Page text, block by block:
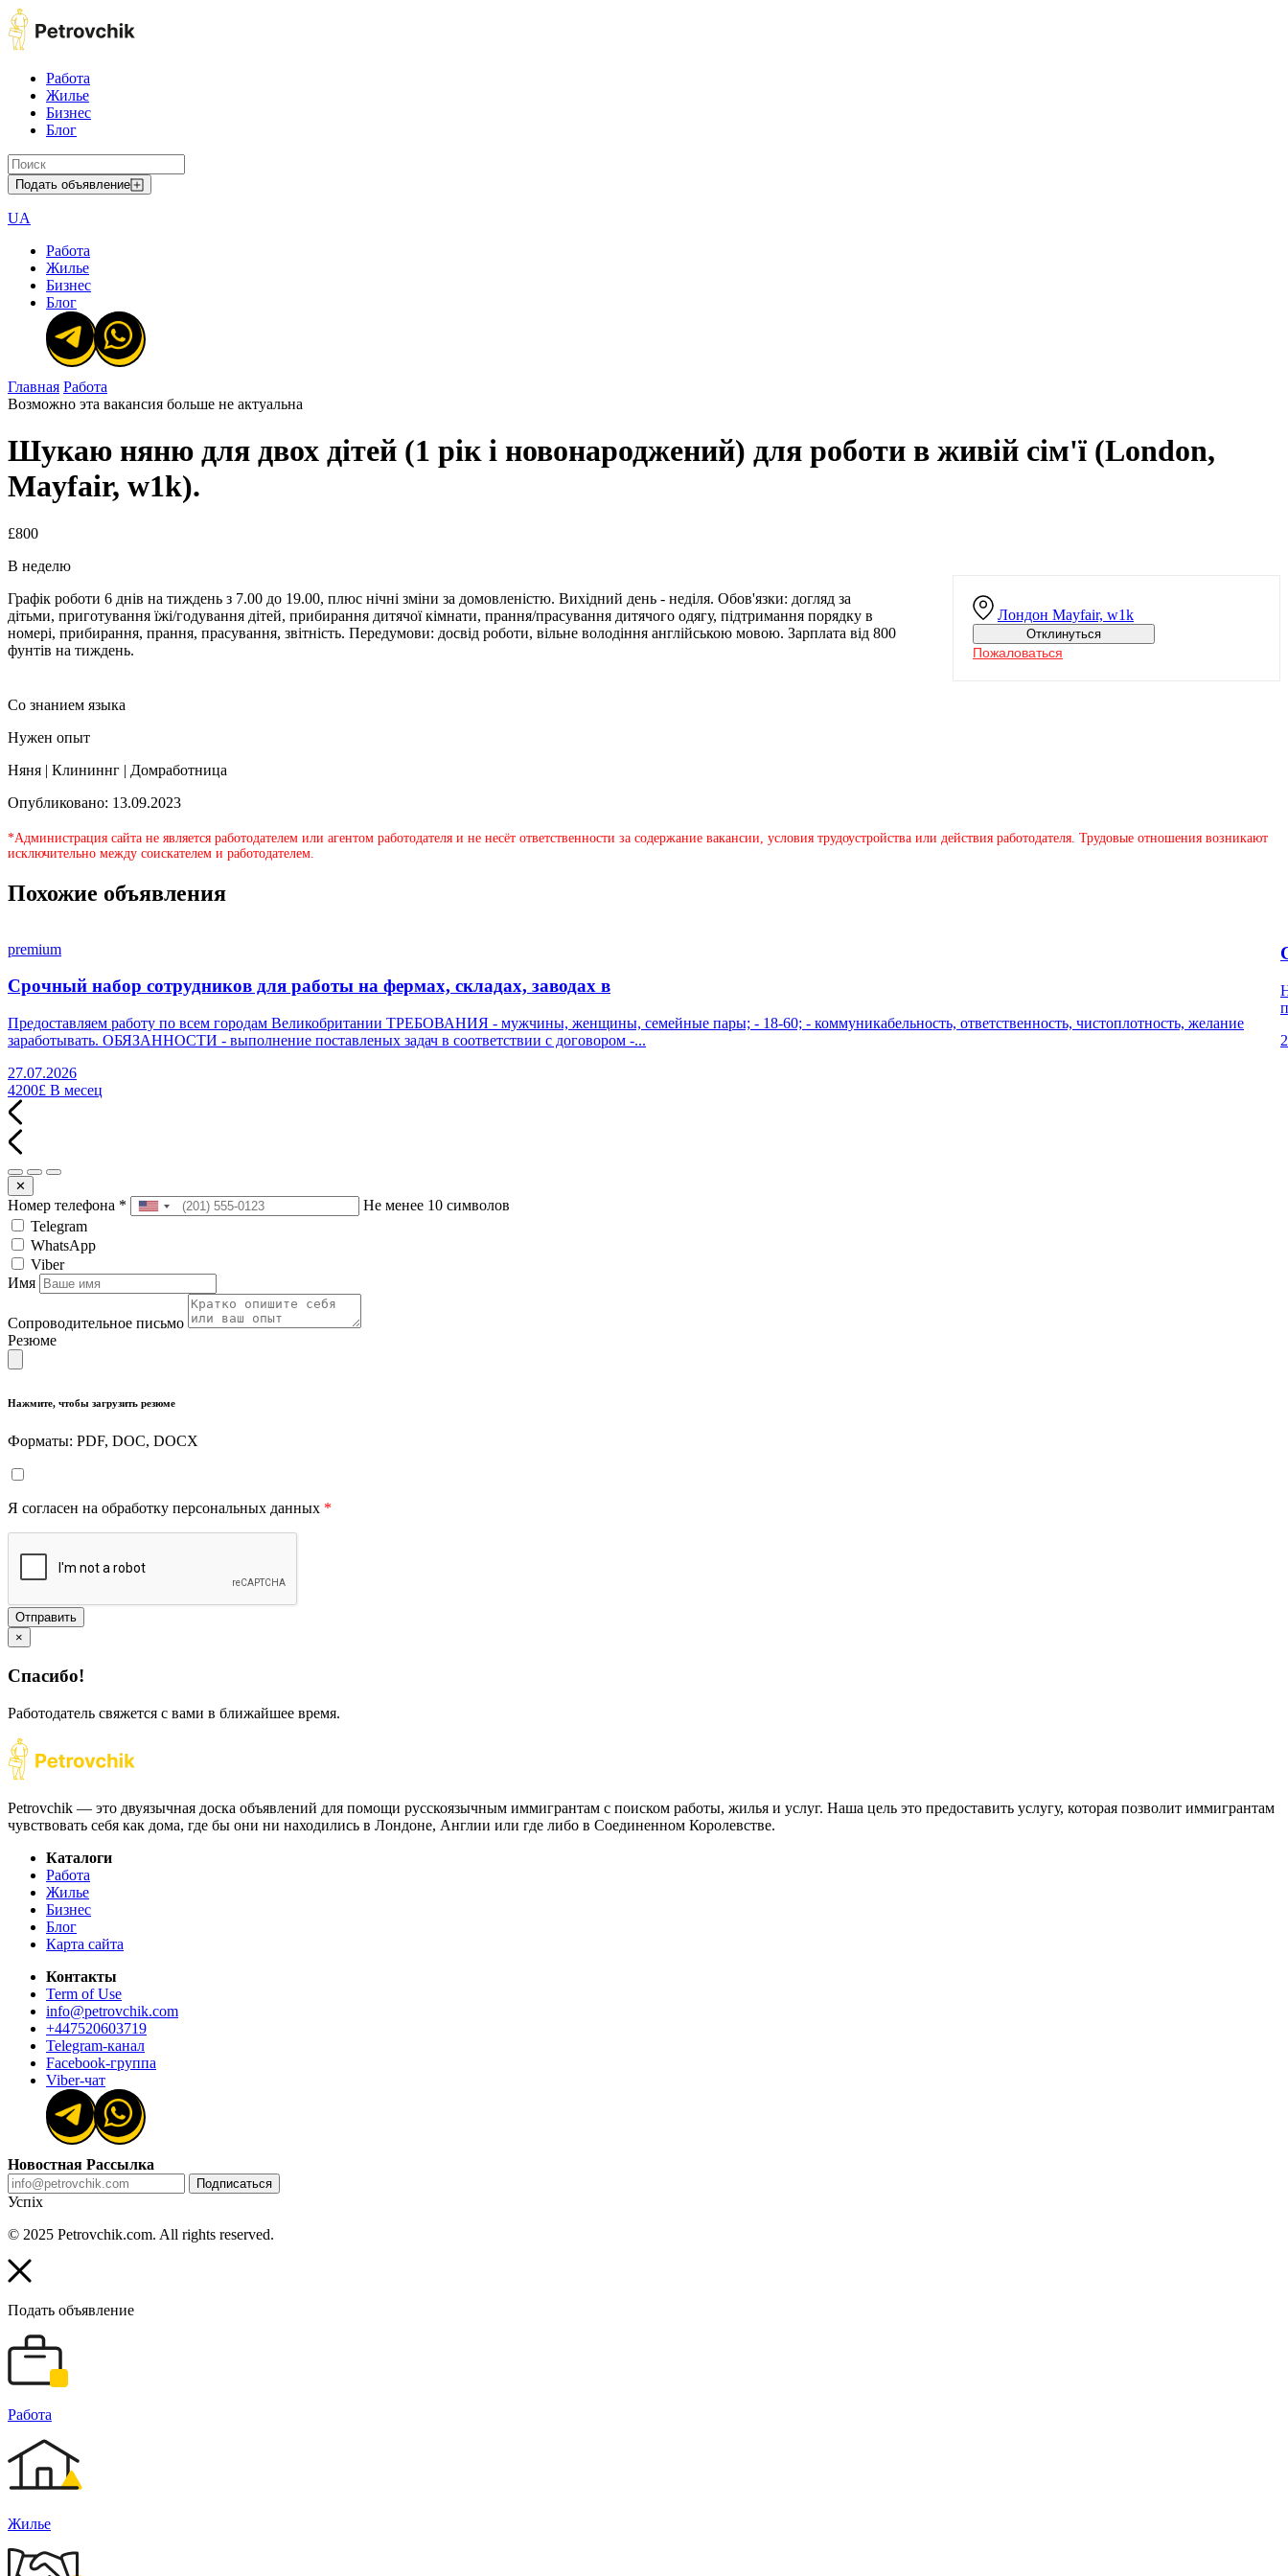
Работа
Жилье
Бизнес
Блог
Подать объявление
UA
Работа
Жилье
Бизнес
Блог
Главная Работа
Возможно эта вакансия больше не актуальна
Шукаю няню для двох дітей (1 рік і новонароджений) для роботи в живій сім'ї (London,
Mayfair, w1k).
£800
В неделю
Лондон Mayfair, w1k
Отклинуться
Пожаловаться
Графік роботи 6 днів на тиждень з 7.00 до 19.00, плюс нічні зміни за домовленістю. Вихідний день - неділя. Обов'язки: догляд за
дітьми, приготування їжі/годування дітей, прибирання дитячої кімнати, прання/прасування дитячого одягу, підтримання порядку в
номері, прибирання, прання, прасування, звітність. Передумови: досвід роботи, вільне володіння англійською мовою. Зарплата від 800
фунтів на тиждень.
Со знанием языка
Нужен опыт
Няня | Клининнг | Домработница
Опубликовано: 13.09.2023
*Администрация сайта не является работодателем или агентом работодателя и не несёт ответственности за содержание вакансии, условия трудоустройства или действия работодателя. Трудовые отношения возникают
исключительно между соискателем и работодателем.
Похожие объявления
premium
Срочный набор сотрудников для работы на фермах, складах, заводах в
Предоставляем работу по всем городам Великобритании ТРЕБОВАНИЯ - мужчины, женщины, семейные пары; - 18-60; - коммуникабельность, ответственность, чистоплотность, желание
заработывать. ОБЯЗАННОСТИ - выполнение поставленых задач в соответствии с договором -...
27.07.2026
4200£ В месец
✕
Номер телефона *
Не менее 10 символов
Telegram
WhatsApp
Viber
Имя
Сопроводительное письмо
Резюме
Нажмите, чтобы загрузить резюме
Форматы: PDF, DOC, DOCX
Я согласен на обработку персональных данных *
Отправить
×
Спасибо!
Работодатель свяжется с вами в ближайшее время.
Petrovchik — это двуязычная доска объявлений для помощи русскоязычным иммигрантам с поиском работы, жилья и услуг. Наша цель это предоставить услугу, которая позволит иммигрантам
чувствовать себя как дома, где бы они ни находились в Лондоне, Англии или где либо в Соединенном Королевстве.
Каталоги
Работа
Жилье
Бизнес
Блог
Карта сайта
Контакты
Term of Use
info@petrovchik.com
+447520603719
Telegram-канал
Facebook-группа
Viber-чат
Новостная Рассылка
Подписаться
Успіх
© 2025 Petrovchik.com. All rights reserved.
Подать объявление
Работа
Жилье